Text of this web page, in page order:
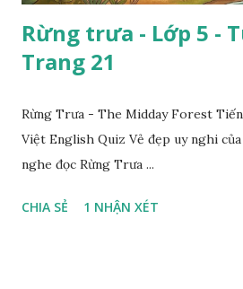
Rừng trưa - Lớp 5 -
Trang 21
Rừng Trưa - The Midday Forest
Việt English Quiz Vẻ đẹp uy nghi
nghe đọc Rừng Trưa ...
CHIA SẺ 1 NHẬN XÉT